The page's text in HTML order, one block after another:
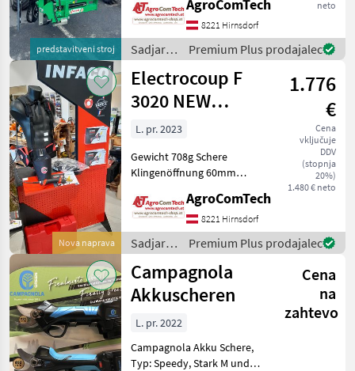
MARKETPLACE
Marketplace
Ponudbe
trgovcev
Mali
oglasi
predstavitveni stroj
neto
Vertikalschneidbalken 2,
23m 1 Balken mit 0, 89cm
mech. Verstellbar
Abbausystem auf Räder
Fronthydraulikmontage
AgroComTech
8221 Hirnsdorf
Sadjarstvo
/ Fama
Premium Plus prodajalec
Nova naprava
Electrocoup F
3020 NEW
Akkuschere
INFACO
1.776
€
Cena
vključuje
DDV
(stopnja
20%)
1.480 € neto
L. pr. 2023
Gewicht 708g Schere
Klingenöffnung 60mm
Gewicht 698g Akku Lithium-
Ionen Akkus Schnellladung
erfolgt in 2 Stunden
Zusätzlich eine Reseverkli
AgroComTech
8221 Hirnsdorf
Sadjarstvo
/
Electrocoup
Premium Plus prodajalec
Campagnola
Akkuscheren
Cena
na
zahtevo
L. pr. 2022
Campagnola Akku Schere,
Typ: Speedy, Stark M und